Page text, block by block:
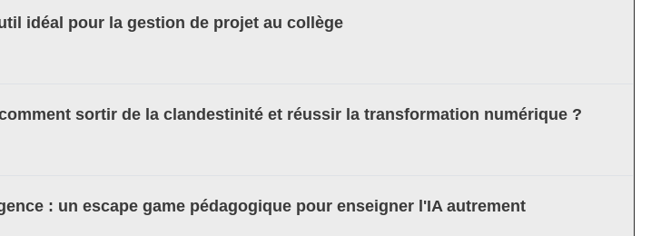
idéal pour la gestion de projet au collège
sortir de la clandestinité et réussir la transformation numérique ?
: un escape game pédagogique pour enseigner l'IA autrement